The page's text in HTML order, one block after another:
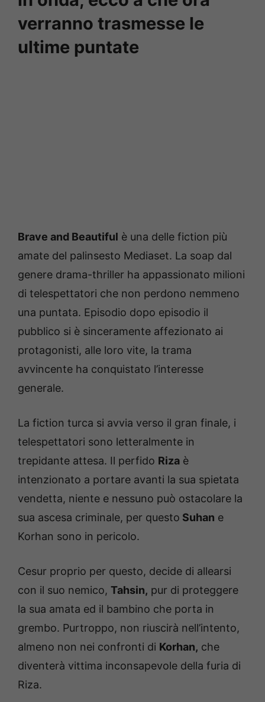
verranno trasmesse le
ultime puntate
Brave and Beautiful è una delle fiction più
amate del palinsesto Mediaset. La soap dal
genere drama-thriller ha appassionato milioni
di telespettatori che non perdono nemmeno
una puntata. Episodio dopo episodio il
pubblico si è sinceramente affezionato ai
protagonisti, alle loro vite, la trama
avvincente ha conquistato l’interesse
generale.
La fiction turca si avvia verso il gran finale, i
telespettatori sono letteralmente in
trepidante attesa. Il perfido Riza è
intenzionato a portare avanti la sua spietata
vendetta, niente e nessuno può ostacolare la
sua ascesa criminale, per questo Suhan e
Korhan sono in pericolo.
Cesur proprio per questo, decide di allearsi
con il suo nemico, Tahsin, pur di proteggere
la sua amata ed il bambino che porta in
grembo. Purtroppo, non riuscirà nell’intento,
almeno non nei confronti di Korhan, che
diventerà vittima inconsapevole della furia di
Riza.